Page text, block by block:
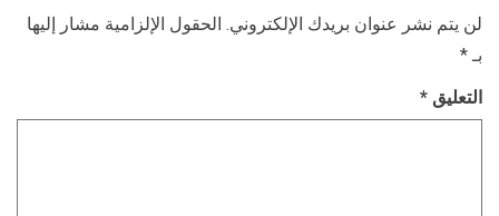
لن يتم نشر عنوان بريدك الإلكتروني. الحقول الإلزامية مشار إليها
بـ*
التعليق *